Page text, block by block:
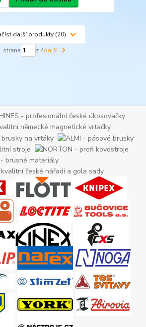
další produkty (20)
strana z 4další